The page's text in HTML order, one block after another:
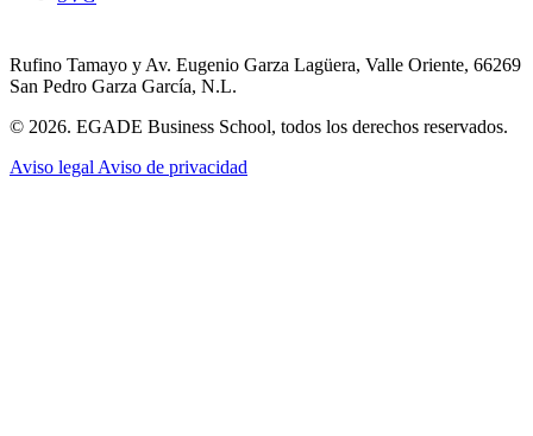
Rufino Tamayo y Av. Eugenio Garza Lagüera, Valle Oriente, 66269
San Pedro Garza García, N.L.
© 2026. EGADE Business School, todos los derechos reservados.
Aviso legal Aviso de privacidad